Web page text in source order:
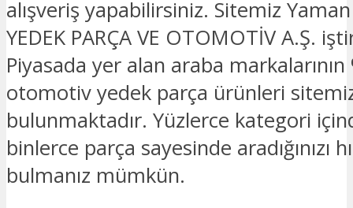
alışveriş yapabilirsiniz. Sitemiz
YEDEK PARÇA VE OTOMOTİV A.Ş.
Piyasada yer alan araba markalarının
otomotiv yedek parça ürünleri
bulunmaktadır. Yüzlerce kategori
binlerce parça sayesinde aradığınızı
bulmanız mümkün.